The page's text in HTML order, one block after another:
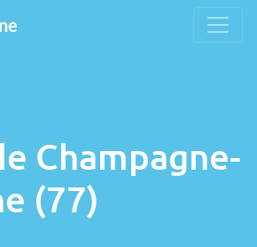
Champagne-
(77)